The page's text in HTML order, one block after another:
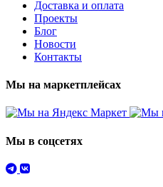
Доставка и оплата
Проекты
Блог
Новости
Контакты
Мы на маркетплейсах
Мы в соцсетях